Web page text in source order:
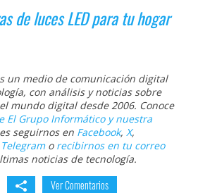
de luces LED para tu hogar
un medio de comunicación digital
con análisis y noticias sobre
mundo digital desde 2006. Conoce
El Grupo Informático y nuestra
seguirnos en Facebook, X,
Telegramo recibirnos en tu correo
noticias de tecnología.
Ver Comentarios